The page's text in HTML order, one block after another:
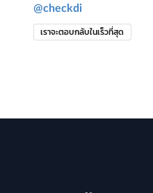
@checkdi
เราจะตอบกลับในเร็วที่สุด